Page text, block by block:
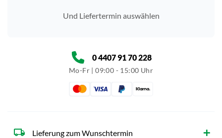
Und Liefertermin auswählen
0 4407 91 70 228
Mo-Fr | 09:00 - 15:00 Uhr
Lieferung zum Wunschtermin